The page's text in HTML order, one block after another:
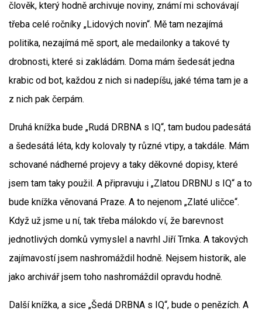
člověk, který hodně archivuje noviny, známí mi schovávají
třeba celé ročníky „Lidových novin“. Mě tam nezajímá
politika, nezajímá mě sport, ale medailonky a takové ty
drobnosti, které si zakládám. Doma mám šedesát jedna
krabic od bot, každou z nich si nadepíšu, jaké téma tam je a
z nich pak čerpám.
Druhá knížka bude „Rudá DRBNA s IQ“, tam budou padesátá
a šedesátá léta, kdy kolovaly ty různé vtipy, a takdále. Mám
schované nádherné projevy a taky děkovné dopisy, které
jsem tam taky použil. A připravuju i „Zlatou DRBNU s IQ“ a to
bude knížka věnovaná Praze. A to nejenom „Zlaté uličce“.
Když už jsme u ní, tak třeba málokdo ví, že barevnost
jednotlivých domků vymyslel a navrhl Jiří Trnka. A takových
zajímavostí jsem nashromáždil hodně. Nejsem historik, ale
jako archivář jsem toho nashromáždil opravdu hodně.
Další knížka, a sice „Šedá DRBNA s IQ“, bude o penězích. A